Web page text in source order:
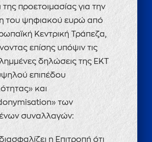
της προετοιμασίας για την
του ψηφιακού ευρώ από
Κεντρική Τράπεζα,
επίσης υπόψιν τις
δηλώσεις της ΕΚΤ
επιπέδου
και
των
συναλλαγών:
η Επιτροπή ότι